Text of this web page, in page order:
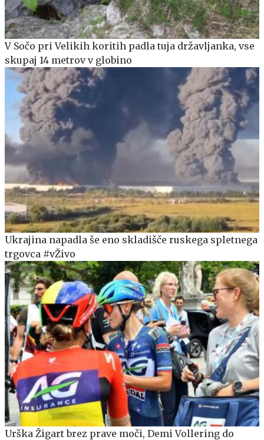
V Sočo pri Velikih koritih padla tuja državljanka, vse
skupaj 14 metrov v globino
Ukrajina napadla še eno skladišče ruskega spletnega
trgovca #vŽivo
Urška Žigart brez prave moči, Demi Vollering do